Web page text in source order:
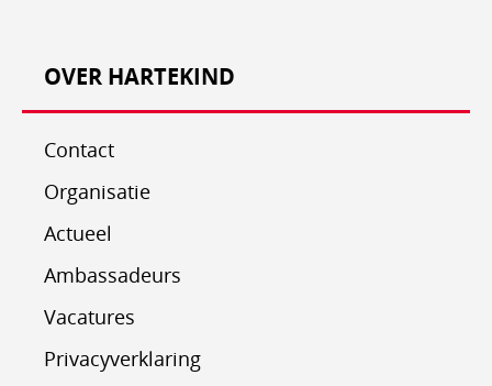
OVER HARTEKIND
Contact
Organisatie
Actueel
Ambassadeurs
Vacatures
Privacyverklaring